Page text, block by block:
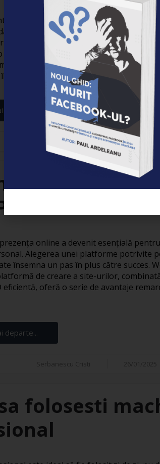
adevărați eroi invizibili ai vieții moderne.
care face orașele să strălucească
din locuințe, activitatea lor este
obișnuită din viața unui electrician? Hai
devreme: Pregătirea pentru zi
devreme. Cu o ceașcă [...]
departe...
Elena Ardeleanu 26/01/2025
ale creării
online a devenit esențială
Alegerea unei platforme potrivite
însemna un pas în plus către succes.
de creare a site-urilor,
eficientă, oferă o serie de avantaje
departe...
folosesti